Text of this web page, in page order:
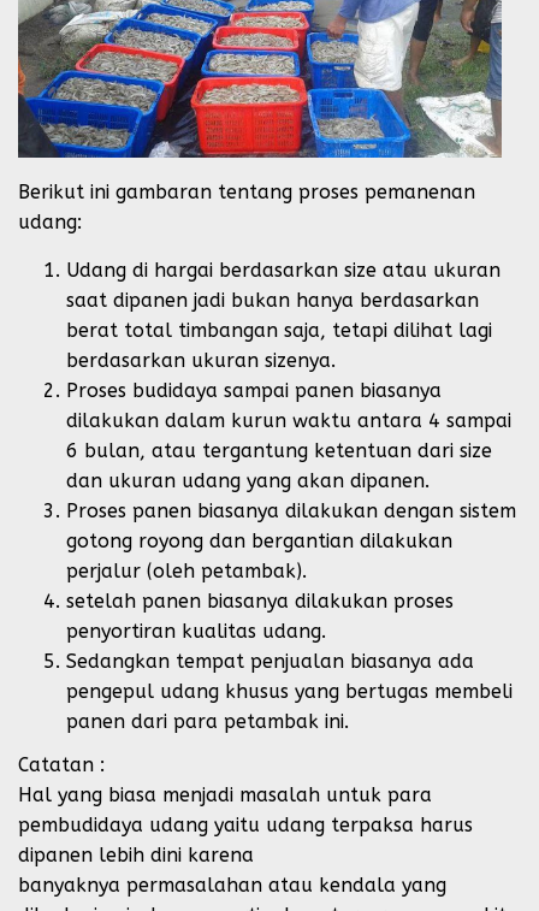
Berikut ini gambaran tentang proses pemanenan
udang:
Udang di hargai berdasarkan size atau ukuran
saat dipanen jadi bukan hanya berdasarkan
berat total timbangan saja, tetapi dilihat lagi
berdasarkan ukuran sizenya.
Proses budidaya sampai panen biasanya
dilakukan dalam kurun waktu antara 4 sampai
6 bulan, atau tergantung ketentuan dari size
dan ukuran udang yang akan dipanen.
Proses panen biasanya dilakukan dengan sistem
gotong royong dan bergantian dilakukan
perjalur (oleh petambak).
setelah panen biasanya dilakukan proses
penyortiran kualitas udang.
Sedangkan tempat penjualan biasanya ada
pengepul udang khusus yang bertugas membeli
panen dari para petambak ini.
Catatan :
Hal yang biasa menjadi masalah untuk para
pembudidaya udang yaitu udang terpaksa harus
dipanen lebih dini karena
banyaknya permasalahan atau kendala yang